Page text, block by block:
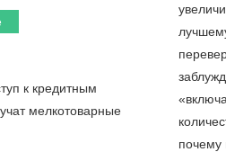
к кредитным
мелкотоварные
почему